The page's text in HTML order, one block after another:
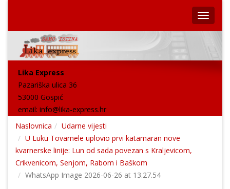
Lika Express
Pazariška ulica 36
53000 Gospić
email: info@lika-express.hr
Naslovnica
Udarne vijesti
U Luku Tovarnele uplovio prvi katamaran nove
kvarnerske linije: Lun od sada povezan s Kraljevicom,
Crikvenicom, Senjom, Rabom i Baškom
WhatsApp Image 2026-06-26 at 13.27.54